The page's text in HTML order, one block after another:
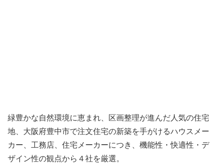
緑豊かな自然環境に恵まれ、区画整理が進んだ人気の住宅
地、大阪府豊中市で注文住宅の新築を手がけるハウスメー
カー、工務店、住宅メーカーにつき、機能性・快適性・デ
ザイン性の観点から４社を厳選。